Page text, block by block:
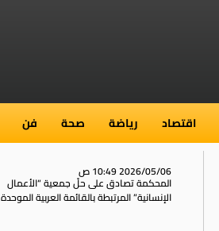
اقتصاد رياضة صحة فن
2026/05/06 10:49 ص
المحكمة تصادق على حلّ جمعية “الأعمال
الإنسانية” المرتبطة بالقائمة العربية الموحدة